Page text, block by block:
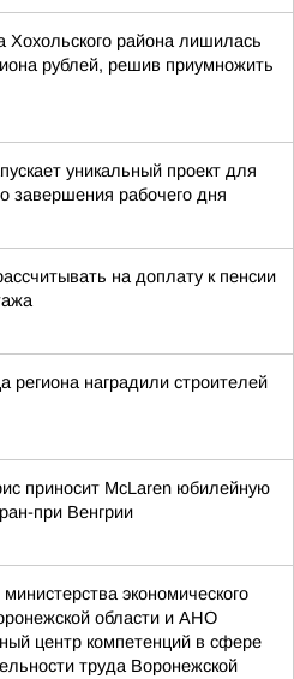
Хохольского района лишилась
рублей, решив приумножить
уникальный проект для
завершения рабочего дня
на доплату к пенсии
региона наградили строителей
приносит McLaren юбилейную
при Венгрии
экономического
области и АНО
центр компетенций в сфере
труда Воронежской